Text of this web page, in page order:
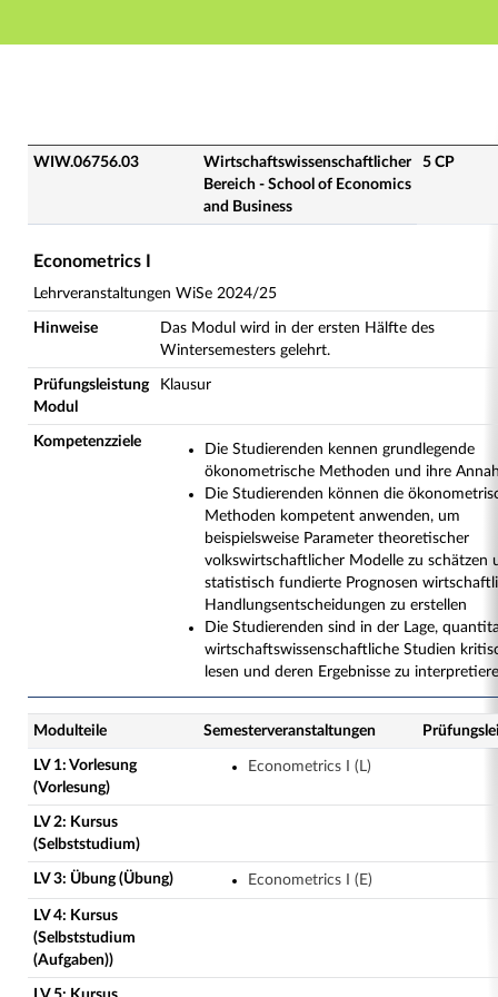
Hauptnavigation
WIW.06756.03 - Econometrics I
WIW.06756.03
Wirtschaftswissenschaftlicher
Bereich - School of Economics
and Business
5 CP
Econometrics I
Lehrveranstaltungen WiSe 2024/25
Hinweise
Das Modul wird in der ersten Hälfte des
Wintersemesters gelehrt.
Prüfungsleistung
Modul
Klausur
Kompetenzziele
Die Studierenden kennen grundlegende
ökonometrische Methoden und ihre
Die Studierenden können die
Methoden kompetent anwenden, um
beispielsweise Parameter theoretischer
volkswirtschaftlicher Modelle zu schätzen
statistisch fundierte Prognosen
Handlungsentscheidungen zu erstellen
Die Studierenden sind in der Lage,
wirtschaftswissenschaftliche Studien
lesen und deren Ergebnisse zu
Modulteile Semesterveranstaltungen
LV 1: Vorlesung
(Vorlesung)
Econometrics I (L)
LV 2: Kursus
(Selbststudium)
LV 3: Übung (Übung) Econometrics I (E)
LV 4: Kursus
(Selbststudium
(Aufgaben))